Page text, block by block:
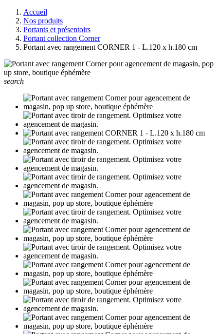
Accueil
Nos produits
Portants et présentoirs
Portant collection Corner
Portant avec rangement CORNER 1 - L.120 x h.180 cm
search